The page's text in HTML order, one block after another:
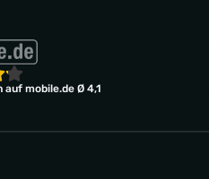
auf mobile.de Ø 4,1